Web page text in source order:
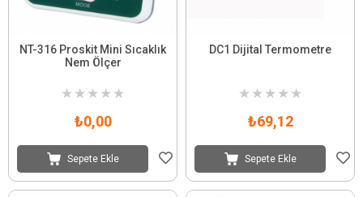
NT-316 Proskit Mini Sıcaklık
Nem Ölçer
★ ★ ★ ★ ★
₺0,00
Sepete Ekle
DC1 Dijital Termometre
★ ★ ★ ★ ★
₺69,12
Sepete Ekle